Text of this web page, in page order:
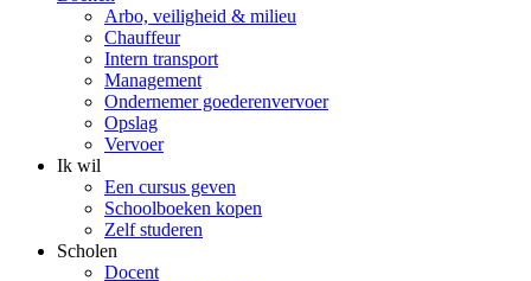
Arbo, veiligheid & milieu
Chauffeur
Intern transport
Management
Ondernemer goederenvervoer
Opslag
Vervoer
Ik wil
Een cursus geven
Schoolboeken kopen
Zelf studeren
Scholen
Docent